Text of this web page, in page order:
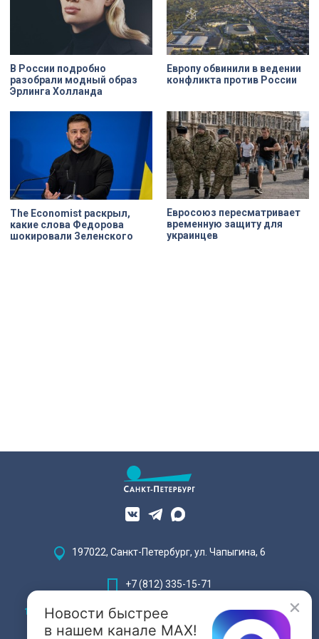
В России подробно
разобрали модный образ
Эрлинга Холланда
Европу обвинили в ведении
конфликта против России
The Economist раскрыл,
какие слова Федорова
шокировали Зеленского
Евросоюз пересматривает
временную защиту для
украинцев
Новости быстрее
в нашем канале MAX!
197022, Санкт-Петербург, ул. Чапыгина, 6
+7 (812) 335-15-71
Внимание! Отдельные видеоматериалы, размещенные на настоящем
сайте, могут содержать информацию, предназначенную для лиц,
достигших 18 лет.